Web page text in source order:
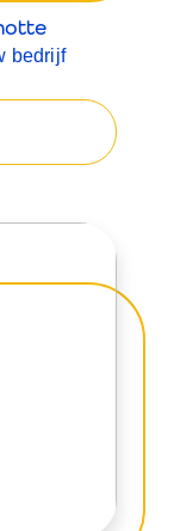
bedrijf